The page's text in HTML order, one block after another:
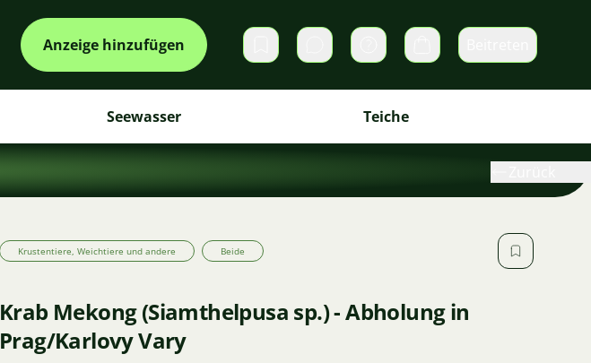
Anzeige hinzufügen DirektnachrichtenWarenkorb
Seewasser Teiche
Krustentiere, Weichtiere und andere Beide
Krab Mekong (Siamthelpusa sp.) - Abholung in
Prag/Karlovy Vary